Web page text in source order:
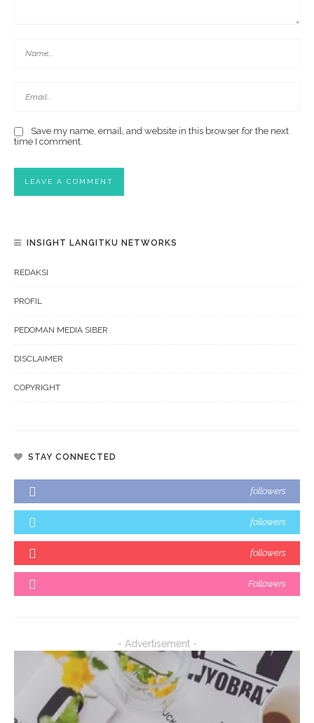
Save my name, email, and website in this browser for the next
time I comment.
INSIGHT LANGITKU NETWORKS
REDAKSI
PROFIL
PEDOMAN MEDIA SIBER
DISCLAIMER
COPYRIGHT
STAY CONNECTED
followers
followers
followers
Followers
- Advertisement -